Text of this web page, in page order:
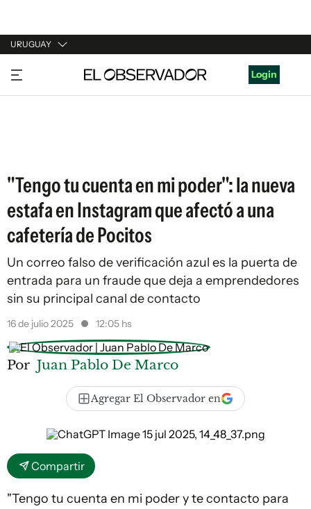
URUGUAY
URUGUAY
ARGENTINA
Login
"Tengo tu cuenta en mi poder": la nueva
estafa en Instagram que afectó a una
cafetería de Pocitos
Un correo falso de verificación azul es la puerta de
entrada para un fraude que deja a emprendedores
sin su principal canal de contacto
16 de julio 2025 12:05 hs
Por Juan Pablo De Marco
Agregar El Observador en
Compartir
"Tengo tu cuenta en mi poder y te contacto para